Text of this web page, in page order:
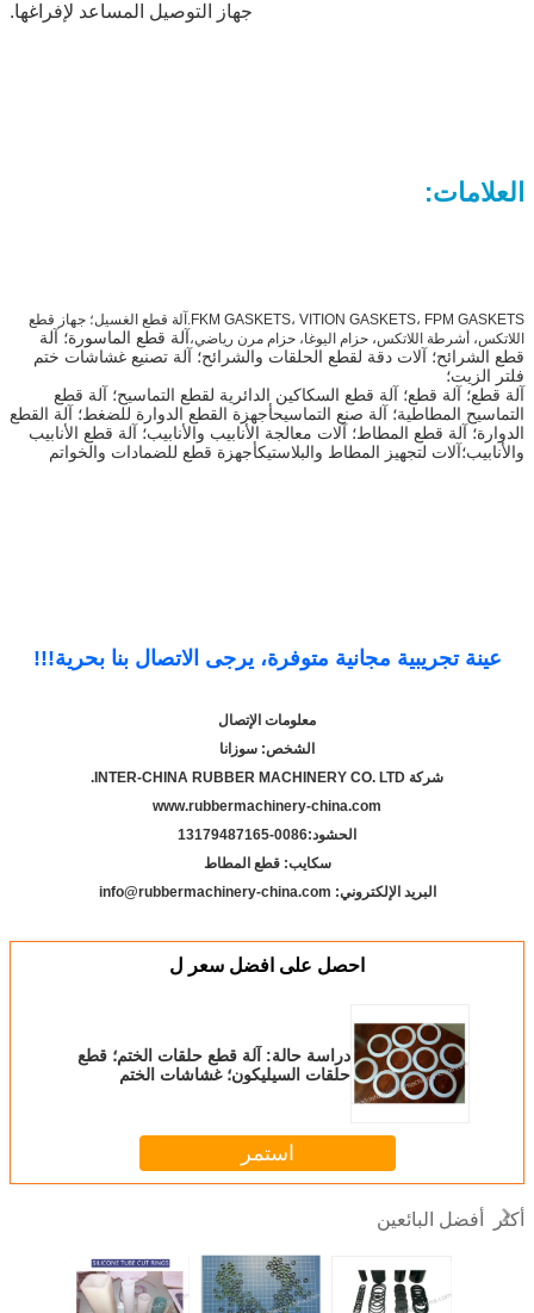
جهاز التوصيل المساعد لإفراغها.
العلامات:
FKM GASKETS، VITION GASKETS، FPM GASKETS.آلة قطع الغسيل؛ جهاز قطع
اللاتكس، أشرطة اللاتكس، حزام اليوغا، حزام مرن رياضي،آلة قطع الماسورة؛ آلة
قطع الشرائح؛ آلات دقة لقطع الحلقات والشرائح؛ آلة تصنيع غشاشات ختم
فلتر الزيت؛
آلة قطع؛ آلة قطع؛ آلة قطع السكاكين الدائرية لقطع التماسيح؛ آلة قطع
التماسيح المطاطية؛ آلة صنع التماسيحأجهزة القطع الدوارة للضغط؛ آلة القطع
الدوارة؛ آلة قطع المطاط؛ آلات معالجة الأنابيب والأنابيب؛ آلة قطع الأنابيب
والأنابيب؛آلات لتجهيز المطاط والبلاستيكأجهزة قطع للضمادات والخواتم
عينة تجريبية مجانية متوفرة، يرجى الاتصال بنا بحرية!!!
معلومات الإتصال
الشخص: سوزانا
شركة INTER-CHINA RUBBER MACHINERY CO. LTD.
www.rubbermachinery-china.com
الحشود:
0086-13179487165
سكايب: قطع المطاط
البريد الإلكتروني: info@rubbermachinery-china.com
احصل على افضل سعر ل
دراسة حالة: آلة قطع حلقات الختم؛ قطع
حلقات السيليكون؛ غشاشات الختم
استمر
أكثر أفضل البائعين